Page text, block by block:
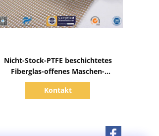
Nicht-Stock-PTFE beschichtetes
Fiberglas-offenes Maschen-
Förderband für
Nahrungsmitteltrockner
Kontakt